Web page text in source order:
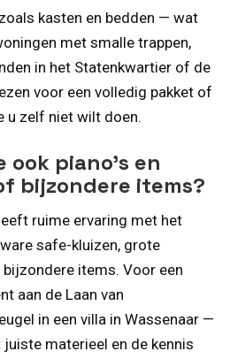
kasten en bedden — wat
met smalle trappen,
in het Statenkwartier of de
voor een volledig pakket of
u zelf niet wilt doen.
piano’s en
bijzondere items?
ruime ervaring met het
safe-kluizen, grote
items. Voor een
aan de Laan van
in een villa in Wassenaar —
materieel en de kennis